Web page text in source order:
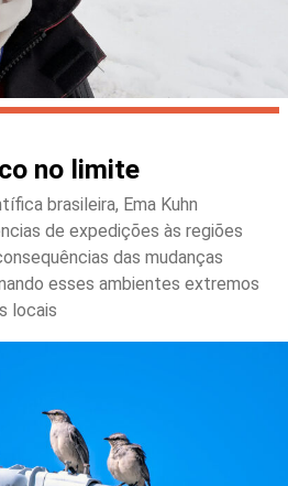
no limite
brasileira, Ema Kuhn
de expedições às regiões
das mudanças
esses ambientes extremos
locais